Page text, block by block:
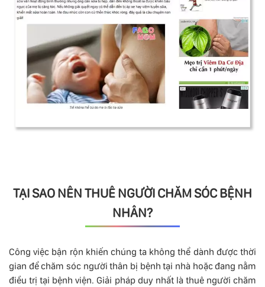
TẠI SAO NÊN THUÊ NGƯỜI CHĂM SÓC BỆNH
NHÂN?
Công việc bận rộn khiến chúng ta không thể dành được thời
gian để chăm sóc người thân bị bệnh tại nhà hoặc đang nằm
điều trị tại bệnh viện. Giải pháp duy nhất là thuê người chăm